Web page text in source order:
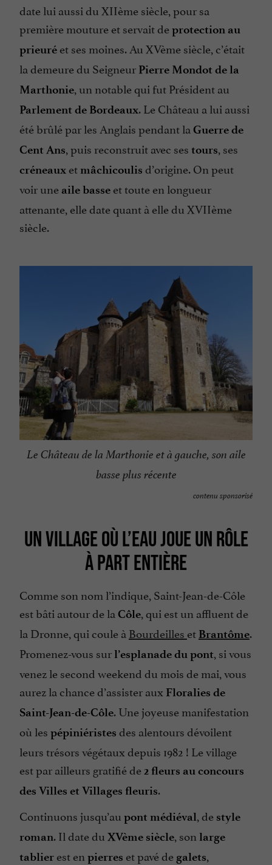
date lui aussi du XIIème siècle, pour sa
première mouture et servait deprotection au
prieuré et ses moines. Au XVème siècle, c’était
la demeure du Seigneur Pierre Mondot de la
Marthonie, un notable qui fut Président au
Parlement de Bordeaux. Le Château a lui aussi
été brûlé par les Anglais pendant la Guerre de
Cent Ans, puis reconstruit avec ses tours, ses
créneaux et mâchicoulis d’origine. On peut
voir une aile basse et toute en longueur
attenante, elle date quant à elle du XVIIème
siècle.
Le Château de la Marthonie et à gauche, son aile
basse plus récente
contenu sponsorisé
UN VILLAGE OÙ L’EAU JOUE UN RÔLE
À PART ENTIÈRE
Comme son nom l’indique, Saint-Jean-de-Côle
est bâti autour de la Côle, qui est un affluent de
la Dronne, qui coule à Bourdeilles et Brantôme.
Promenez-vous surl’esplanade du pont, si vous
venez le second weekend du mois de mai, vous
aurez la chance d’assister aux Floralies de
Saint-Jean-de-Côle. Une joyeuse manifestation
où les pépiniéristes des alentours dévoilent
leurs trésors végétaux depuis 1982 ! Le village
est par ailleurs gratifié de2 fleurs au concours
des Villes et Villages fleuris.
Continuons jusqu’au pont médiéval, de style
roman. Il date du XVème siècle, son large
tablier est en pierres et pavé de galets,